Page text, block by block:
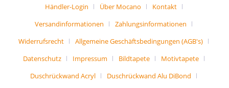
Händler-Login Über Mocano
Kontakt
Versandinformationen
Zahlungsinformationen
Widerrufsrecht
Allgemeine Geschäftsbedingungen (AGB's)
Datenschutz
Impressum Bildtapete
Motivtapete
Duschrückwand Acryl
Duschrückwand Alu DiBond